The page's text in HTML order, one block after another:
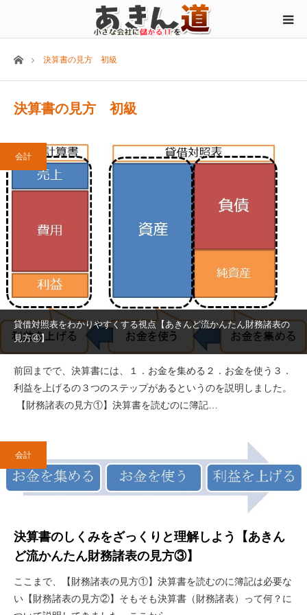
ホーム決算書の見方 初級
決算書の見方 初級
会計
貸借対照表をわかりやすくする視点【あきんど流かんたん財務諸表の
見方④】
前回までで、決算書には、１．お金を集める２．お金を使う３．
利益を上げるの３つのステップがあるというのを説明しました。
【財務諸表の見方①】決算書を読むのに簿記…
会計
決算書のしくみをざっくりと理解しよう【あきん
ど流かんたん財務諸表の見方③】
ここまで、【財務諸表の見方①】決算書を読むのに簿記は必要な
い【財務諸表の見方②】そもそも決算書（財務諸表）って何？に